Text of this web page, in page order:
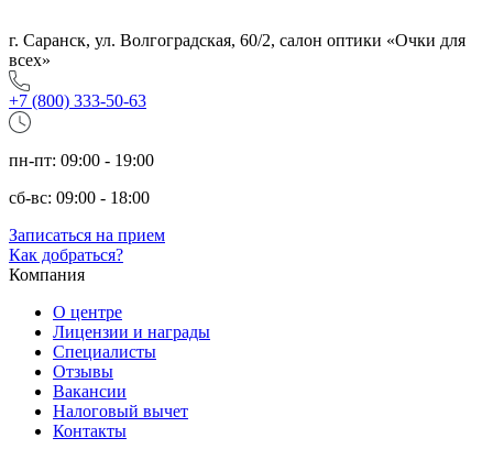
г. Саранск, ул. Волгоградская, 60/2, салон оптики «Очки для
всех»
+7 (800) 333-50-63
пн-пт: 09:00 - 19:00
сб-вс: 09:00 - 18:00
Записаться на прием
Как добраться?
Компания
О центре
Лицензии и награды
Специалисты
Отзывы
Вакансии
Налоговый вычет
Контакты